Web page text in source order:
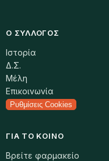
Ο ΣΎΛΛΟΓΟΣ
Ιστορία
Δ.Σ.
Μέλη
Επικοινωνία
Ρυθμίσεις Cookies
ΓΙΑ ΤΟ ΚΟΙΝΌ
Βρείτε φαρμακείο